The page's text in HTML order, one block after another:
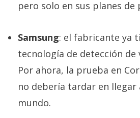
pero solo en sus planes de
Samsung: el fabricante ya
tecnología de detección de
Por ahora, la prueba en
no debería tardar en llegar
mundo.